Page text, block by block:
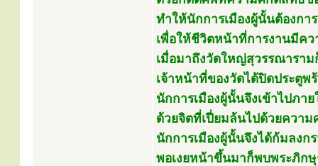
ทำให้นักการเมืองผู้นั้นต้องกา
เพื่อให้ชีวิตหน้าที่การงานมีค
เมื่อมาถึงวัดใหญ่สุวรรณาราม
เจ้าหน้าที่ของวัดได้ปิดประตู
นักการเมืองผู้นั้นจึงเข้าไปภา
ด้วยจิตที่เปี่ยมล้นไปด้วยควา
นักการเมืองผู้นั้นจึงได้ก้มลงก
พอเงยหน้าขึ้นมาก็พบพระภิก